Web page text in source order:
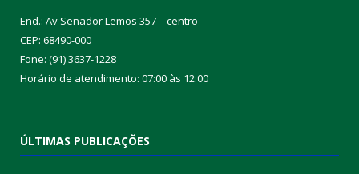
End.: Av Senador Lemos 357 – centro
CEP: 68490-000
Fone: (91) 3637-1228
Horário de atendimento: 07:00 às 12:00
ÚLTIMAS PUBLICAÇÕES